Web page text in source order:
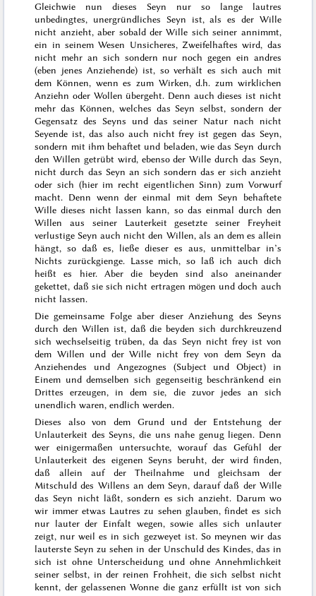
Gleichwie nun dieses Seyn nur so lange lautres
unbedingtes, unergründliches Seyn ist, als es der Wille
nicht anzieht, aber sobald der Wille sich seiner annimmt,
ein in seinem Wesen Unsicheres, Zweifelhaftes wird, das
nicht mehr an sich sondern nur noch gegen ein andres
(eben jenes Anziehende) ist, so verhält es sich auch mit
dem Können, wenn es zum Wirken, d.h. zum wirklichen
Anziehn oder Wollen übergeht. Denn auch dieses ist nicht
mehr das Können, welches das Seyn selbst, sondern der
Gegensatz des Seyns und das seiner Natur nach nicht
Seyende ist, das also auch nicht frey ist gegen das Seyn,
sondern mit ihm behaftet und beladen, wie das Seyn durch
den Willen getrübt wird, ebenso der Wille durch das Seyn,
nicht durch das Seyn an sich sondern das er sich anzieht
oder sich (hier im recht eigentlichen Sinn) zum Vorwurf
macht. Denn wenn der einmal mit dem Seyn behaftete
Wille dieses nicht lassen kann, so das einmal durch den
Willen aus seiner Lauterkeit gesetzte seiner Freyheit
verlustige Seyn auch nicht den Willen, als an dem es allein
hängt, so daß es, ließe dieser es aus, unmittelbar in’s
Nichts zurückgienge. Lasse mich, so laß ich auch dich
heißt es hier. Aber die beyden sind also aneinander
gekettet, daß sie sich nicht ertragen mögen und doch auch
nicht lassen.
Die gemeinsame Folge aber dieser Anziehung des Seyns
durch den Willen ist, daß die beyden sich durchkreuzend
sich wechselseitig trüben, da das Seyn nicht frey ist von
dem Willen und der Wille nicht frey von dem Seyn da
Anziehendes und Angezognes (Subject und Object) in
Einem und demselben sich gegenseitig beschränkend ein
Drittes erzeugen, in dem sie, die zuvor jedes an sich
unendlich waren, endlich werden.
Dieses also von dem Grund und der Entstehung der
Unlauterkeit des Seyns, die uns nahe genug liegen. Denn
wer einigermaßen untersuchte, worauf das Gefühl der
Unlauterkeit des eigenen Seyns beruht, der wird finden,
daß allein auf der Theilnahme und gleichsam der
Mitschuld des Willens an dem Seyn, darauf daß der Wille
das Seyn nicht läßt, sondern es sich anzieht. Darum wo
wir immer etwas Lautres zu sehen glauben, findet es sich
nur lauter der Einfalt wegen, sowie alles sich unlauter
zeigt, nur weil es in sich gezweyet ist. So meynen wir das
lauterste Seyn zu sehen in der Unschuld des Kindes, das in
sich ist ohne Unterscheidung und ohne Annehmlichkeit
seiner selbst, in der reinen Frohheit, die sich selbst nicht
kennt, der gelassenen Wonne die ganz erfüllt ist von sich